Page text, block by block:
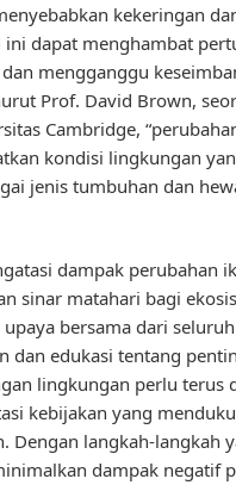
kekeringan
ini dapat menghambat
mengganggu
Prof. David Brown,
Cambridge,
kondisi lingkungan
jenis tumbuhan dan
dampak perubahan
sinar matahari bagi
bersama dari
dan edukasi tentang
lingkungan perlu terus
kebijakan yang
Dengan langkah-langkah
dampak negatif